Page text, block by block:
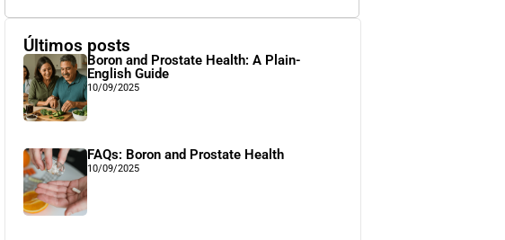
Últimos posts
Boron and Prostate Health: A Plain-
English Guide
10/09/2025
FAQs: Boron and Prostate Health
10/09/2025